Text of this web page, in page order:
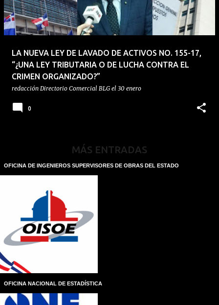
LA NUEVA LEY DE LAVADO DE ACTIVOS NO. 155-17,
“¿UNA LEY TRIBUTARIA O DE LUCHA CONTRA EL
CRIMEN ORGANIZADO?”
redacción Directorio Comercial BLG el 30 enero
0
MÁS ENTRADAS
OFICINA DE INGENIEROS SUPERVISORES DE OBRAS DEL ESTADO
OFICINA NACIONAL DE ESTADÍSTICA